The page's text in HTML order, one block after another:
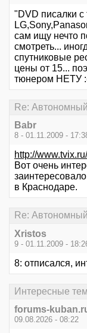
"DVD писалки
сам ищу нечто
смотреть...
спутниковые
цены от 15...
тюнером НЕТУ :(
Re:
Babr
8 - 01.11.2009 -
http://
Вот очень
в Краснодаре.
Re:
Xristos
9 - 01.11.2009 -
8: отписался,
Интересные
forums-
09.08.2026 - 08:22